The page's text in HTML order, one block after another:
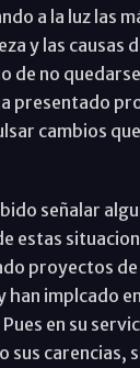
a la luz las
y las causas
de no
presentado
cambios
señalar
estas
proyectos
han implcado
en su
sus carencias,